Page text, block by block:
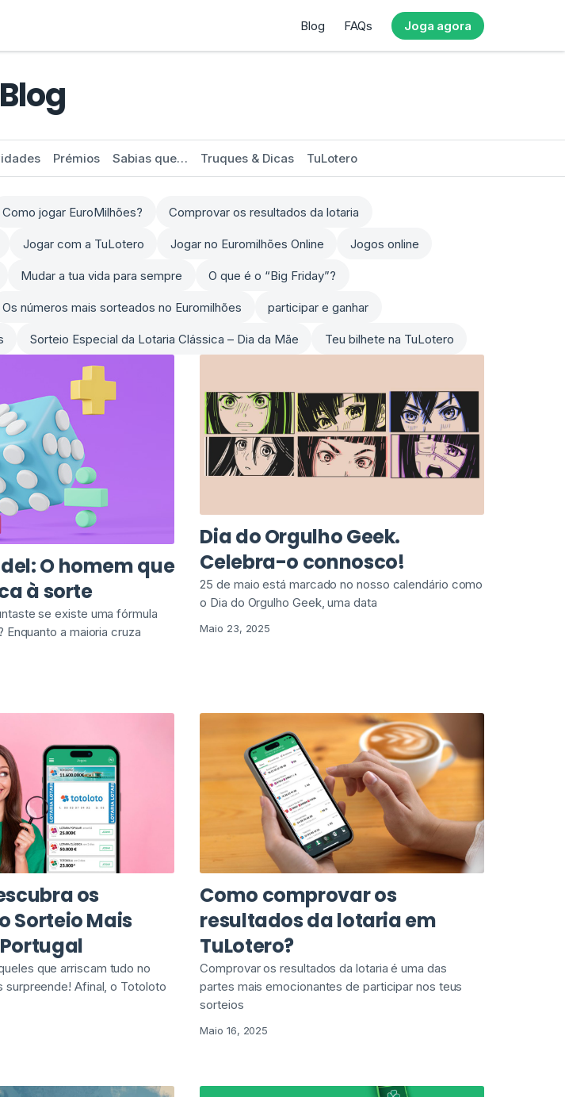
Blog FAQs Joga agora
Blog
Prémios Sabias que… Truques & Dicas TuLotero
Como jogar EuroMilhões? Comprovar os resultados da lotaria
Jogar com a TuLotero Jogar no Euromilhões Online Jogos online
Mudar a tua vida para sempre O que é o “Big Friday”?
Os números mais sorteados no Euromilhões participar e ganhar
Sorteio Especial da Lotaria Clássica – Dia da Mãe Teu bilhete na TuLotero
O homem que
à sorte
se existe uma fórmula
Enquanto a maioria cruza
Dia do Orgulho Geek.
Celebra-o connosco!
25 de maio está marcado no nosso calendário como
o Dia do Orgulho Geek, uma data
Maio 23, 2025
os
Sorteio Mais
que arriscam tudo no
Afinal, o Totoloto
Como comprovar os
resultados da lotaria em
TuLotero?
Comprovar os resultados da lotaria é uma das
partes mais emocionantes de participar nos teus
sorteios
Maio 16, 2025